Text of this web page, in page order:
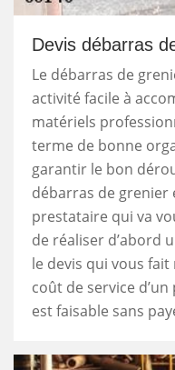
Devis débarras
Le débarras de
activité facile à
matériels
terme de bonne
garantir le bon
débarras de grenier
prestataire qui va
de réaliser d’abord
le devis qui vous
coût de service
est faisable sans